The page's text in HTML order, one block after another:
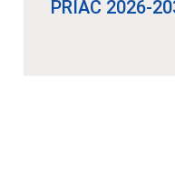
PRIAC 2026-